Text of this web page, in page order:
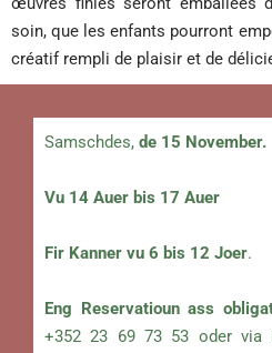
soin, que les enfants pourront
créatif rempli de plaisir et de
Samschdes, de 15 November.
Vu 14 Auer bis 17 Auer
Fir Kanner vu 6 bis 12 Joer.
Eng Reservatioun ass
+352 23 69 73 53 oder via